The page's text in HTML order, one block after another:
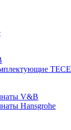
TECE
V&B
Hansgrohe